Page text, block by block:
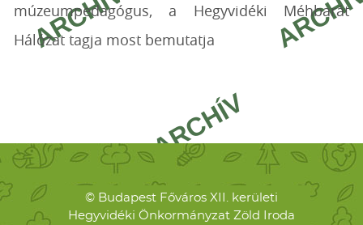
múzeumpedagógus, a Hegyvidéki Méhbarát
Hálózat tagja most bemutatja
© Budapest Főváros XII. kerületi
Hegyvidéki Önkormányzat Zöld Iroda